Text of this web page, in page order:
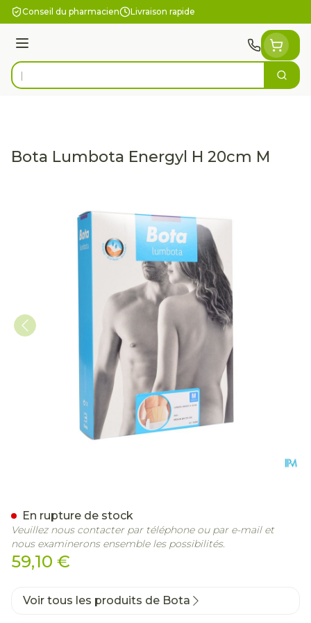
Aller au contenu
Conseil du pharmacien Livraison rapide
Menu
Rechercher
Bota Lumbota Energyl H 20cm M
59,10 €
En rupture de stock
Veuillez nous contacter par téléphone ou par e-mail et
nous examinerons ensemble les possibilités.
Voir tous les produits de Bota